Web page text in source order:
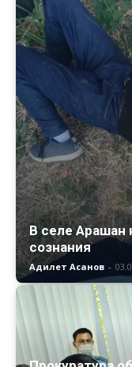
В селе Арашан
сознания
Адилет Асанов -